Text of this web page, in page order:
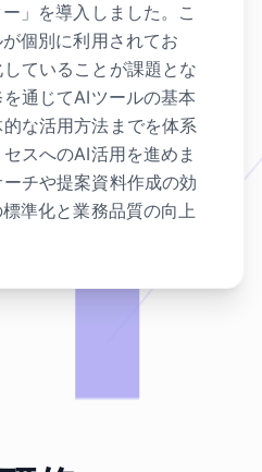
」を導入しました。こ
個別に利用されてお
ていることが課題とな
通じてAIツールの基本
な活用方法までを体系
スへのAI活用を進めま
チや提案資料作成の効
準化と業務品質の向上